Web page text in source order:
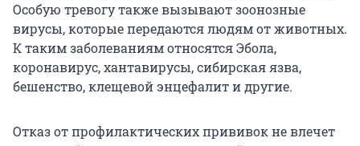
Особую тревогу также вызывают зоонозные
вирусы, которые передаются людям от животных.
К таким заболеваниям относятся Эбола,
коронавирус, хантавирусы, сибирская язва,
бешенство, клещевой энцефалит и другие.
Отказ от профилактических прививок не влечет